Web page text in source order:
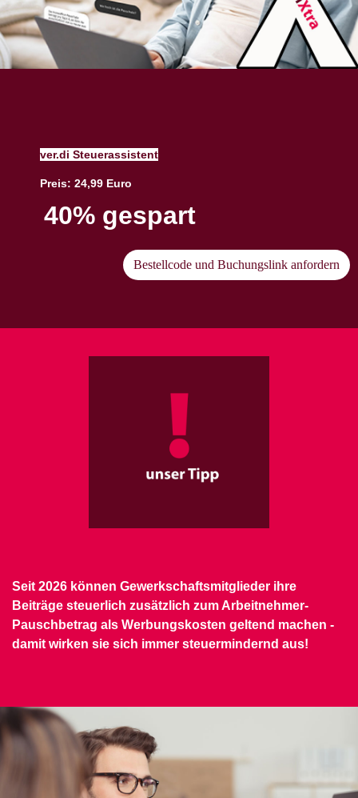
ver.di Steuerassistent
Preis: 24,99 Euro
40% gespart
Bestellcode und Buchungslink anfordern
Seit 2026 können Gewerkschaftsmitglieder ihre
Beiträge steuerlich zusätzlich zum Arbeitnehmer-
Pauschbetrag als Werbungskosten geltend machen -
damit wirken sie sich immer steuermindernd aus!